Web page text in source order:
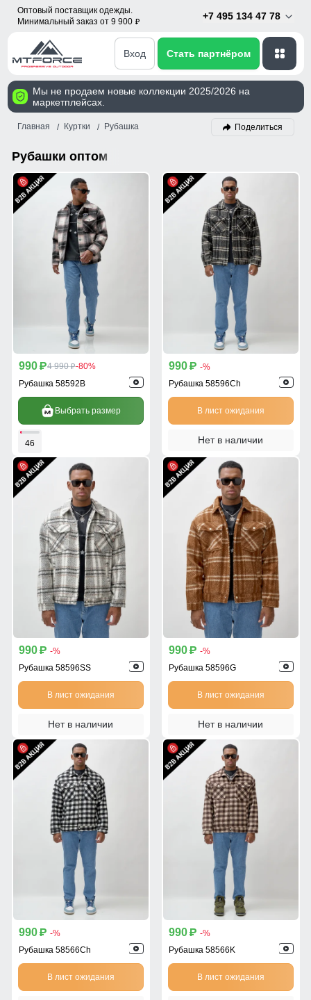
Оптовый поставщик одежды.
Минимальный заказ от 9 900 p
+7 495 134 47 78
Вход Стать партнёром
Мы не продаем новые коллекции 2025/2026 на
маркетплейсах.
Главная Куртки Рубашка Поделиться
Рубашки оптом
990 p4 990 p-80%
Рубашка 58592B
Выбрать размер
46
990 p -%
Рубашка 58596Ch
В лист ожидания
Нет в наличии
990 p -%
Рубашка 58596SS
В лист ожидания
Нет в наличии
990 p -%
Рубашка 58596G
В лист ожидания
Нет в наличии
990 p -%
Рубашка 58566Ch
В лист ожидания
990 p -%
Рубашка 58566K
В лист ожидания